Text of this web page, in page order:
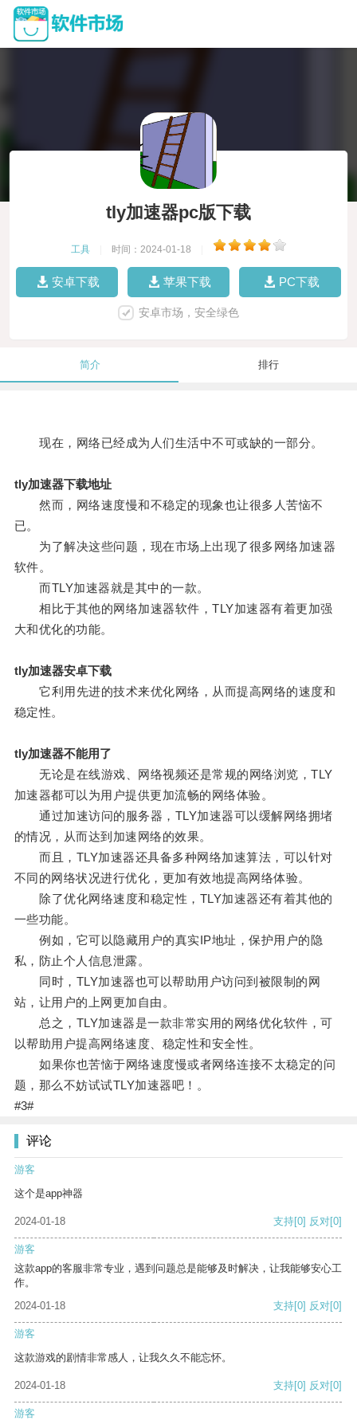
tly加速器pc版下载
工具 时间：2024-01-18
安卓下载 苹果下载 PC下载
安卓市场，安全绿色
简介 排行
现在，网络已经成为人们生活中不可或缺的一部分。
tly加速器下载地址
然而，网络速度慢和不稳定的现象也让很多人苦恼不
已。
为了解决这些问题，现在市场上出现了很多网络加速器
软件。
而TLY加速器就是其中的一款。
相比于其他的网络加速器软件，TLY加速器有着更加强
大和优化的功能。
tly加速器安卓下载
它利用先进的技术来优化网络，从而提高网络的速度和
稳定性。
tly加速器不能用了
无论是在线游戏、网络视频还是常规的网络浏览，TLY
加速器都可以为用户提供更加流畅的网络体验。
通过加速访问的服务器，TLY加速器可以缓解网络拥堵
的情况，从而达到加速网络的效果。
而且，TLY加速器还具备多种网络加速算法，可以针对
不同的网络状况进行优化，更加有效地提高网络体验。
除了优化网络速度和稳定性，TLY加速器还有着其他的
一些功能。
例如，它可以隐藏用户的真实IP地址，保护用户的隐
私，防止个人信息泄露。
同时，TLY加速器也可以帮助用户访问到被限制的网
站，让用户的上网更加自由。
总之，TLY加速器是一款非常实用的网络优化软件，可
以帮助用户提高网络速度、稳定性和安全性。
如果你也苦恼于网络速度慢或者网络连接不太稳定的问
题，那么不妨试试TLY加速器吧！。
#3#
评论
游客
这个是app神器
2024-01-18 支持[0] 反对[0]
游客
这款app的客服非常专业，遇到问题总是能够及时解决，让我能够安心工
作。
2024-01-18
支持[0] 反对[0]
游客
这款游戏的剧情非常感人，让我久久不能忘怀。
2024-01-18 支持[0] 反对[0]
游客